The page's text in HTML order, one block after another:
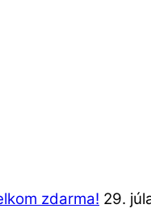
zdarma! 29.